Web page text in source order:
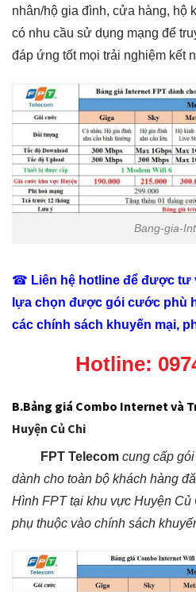
nhân/hộ gia đình, cửa hàng, hộ
có nhu cầu sử dụng mạng để
đáp ứng tốt mọi trải nghiệm kết
Bang-gia-
☎ Liên hệ hotline để được tư
lựa chọn được gói cước phù
các chính sách khuyến mại,
Hotline:
B.Bảng giá Combo Internet và
Huyện Củ Chi
FPT Telecom cung cấp
dành cho toàn bộ khách hàng
Hình FPT tại khu vực Huyện
phụ thuộc vào chính sách